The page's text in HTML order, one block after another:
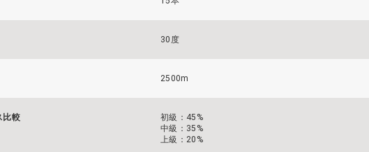
30度
2500m
比較
初級：45%
中級：35%
上級：20%